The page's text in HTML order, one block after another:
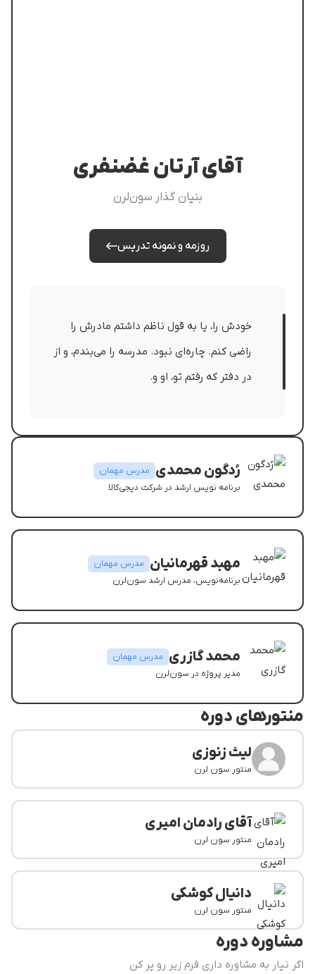
آقای آرتان غضنفری
بنیان گذار سون‌لرن
روزمه و نمونه تدریس
خودش را، یا به قول ناظم داشتم مادرش را
راضی کنم. چاره‌ای نبود. مدرسه را می‌بندم، و از
در دفتر که رفتم تو، او و.
رُدگون محمدی
مدرس مهمان
برنامه نویس ارشد در شرکت دیجی‌کالا
مشاهده رزومهمهبد قهرمانیان
مدرس مهمان
برنامه‌نویس، مدرس ارشد سون‌لرن
مشاهده رزومهمحمد گازری
مدرس مهمان
مدیر پروژه در سون‌لرن
منتورهای دوره
لیث زنوزی
منتور سون لرن
آقای رادمان امیری
منتور سون لرن
دانیال کوشکی
منتور سون لرن
مشاوره دوره
اگر نیار به مشاوره داری فرم زیر رو پر کن